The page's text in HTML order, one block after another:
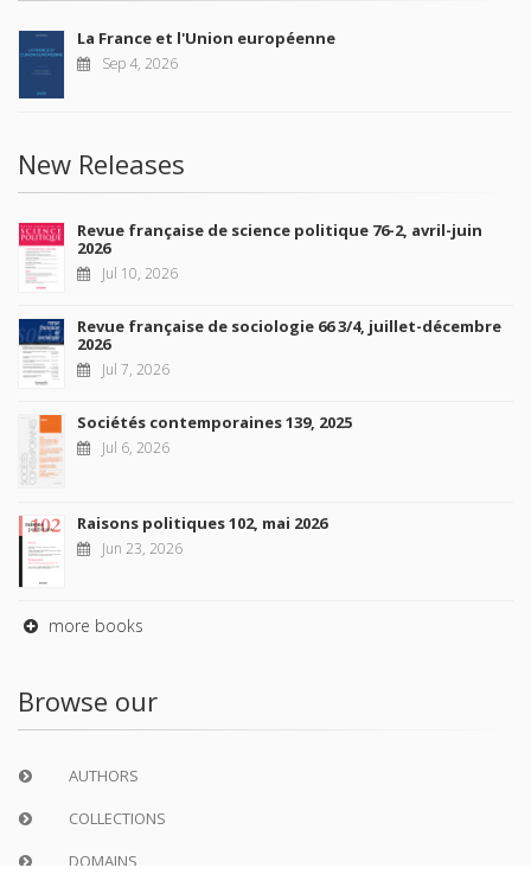
La France et l'Union européenne
Sep 4, 2026
New Releases
Revue française de science politique 76-2, avril-juin
2026
Jul 10, 2026
Revue française de sociologie 66 3/4, juillet-décembre
2026
Jul 7, 2026
Sociétés contemporaines 139, 2025
Jul 6, 2026
Raisons politiques 102, mai 2026
Jun 23, 2026
more books
Browse our
AUTHORS
COLLECTIONS
DOMAINS